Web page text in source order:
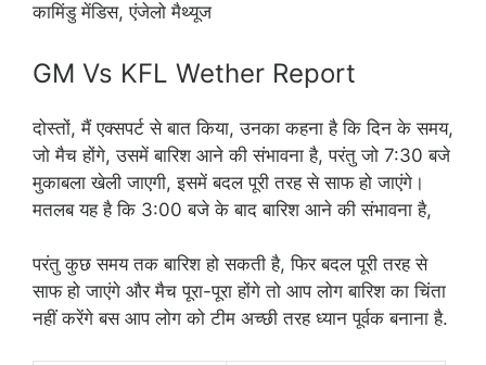
कामिंडु मेंडिस, एंजेलो मैथ्यूज
GM Vs KFL Wether Report
दोस्तों, मैं एक्सपर्ट से बात किया, उनका कहना है कि दिन के समय,
जो मैच होंगे, उसमें बारिश आने की संभावना है, परंतु जो 7:30 बजे
मुकाबला खेली जाएगी, इसमें बदल पूरी तरह से साफ हो जाएंगे।
मतलब यह है कि 3:00 बजे के बाद बारिश आने की संभावना है,
परंतु कुछ समय तक बारिश हो सकती है, फिर बदल पूरी तरह से
साफ हो जाएंगे और मैच पूरा-पूरा होंगे तो आप लोग बारिश का चिंता
नहीं करेंगे बस आप लोग को टीम अच्छी तरह ध्यान पूर्वक बनाना है.